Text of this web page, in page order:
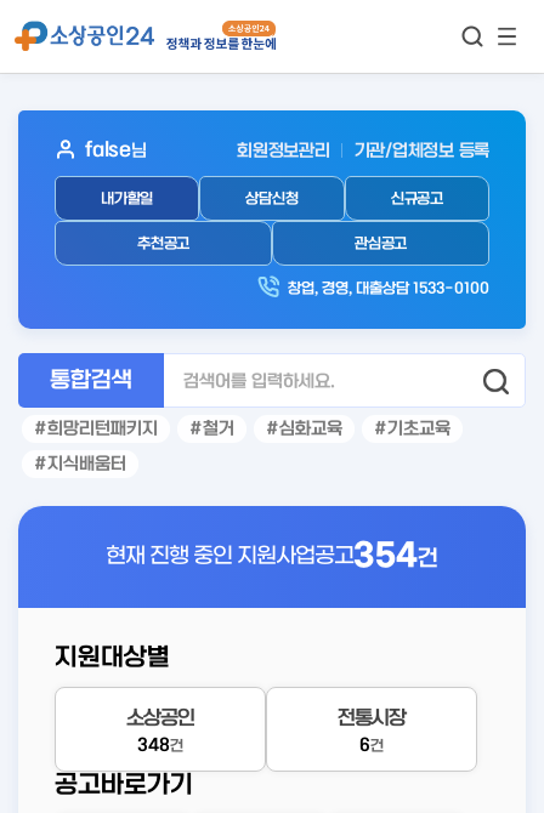
보기
아
웃
로
인
false님 회원정보관리 기관/업체정보 등록
내가할일 상담신청 신규공고
추천공고 관심공고
창업, 경영, 대출상담 1533-0100
통합검색
희망리턴패키지 철거 심화교육
기초교육
지식배움터
현재 진행 중인 지원사업공고354건
지원대상별
소상공인
348건
전통시장
6건
공고바로가기